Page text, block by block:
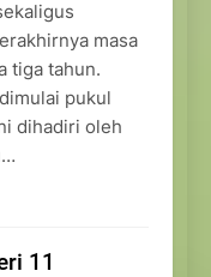
masa
tiga tahun.
pukul
dihadiri oleh
11